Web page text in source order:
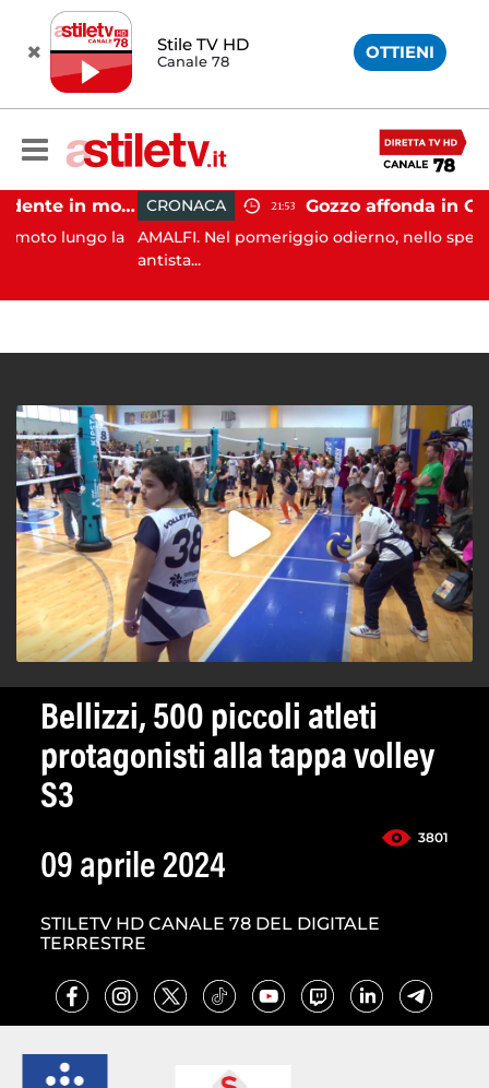
Stile TV HD
Canale 78 OTTIENI
Castellabate, incidente in moto: 27enne in ospedale
la
CRONACA 21:53
AMALFI. Nel pomeriggio odierno, nello specchio
Bellizzi, 500 piccoli atleti
protagonisti alla tappa volley
S3
3801
09 aprile 2024
STILETV HD CANALE 78 DEL DIGITALE
TERRESTRE